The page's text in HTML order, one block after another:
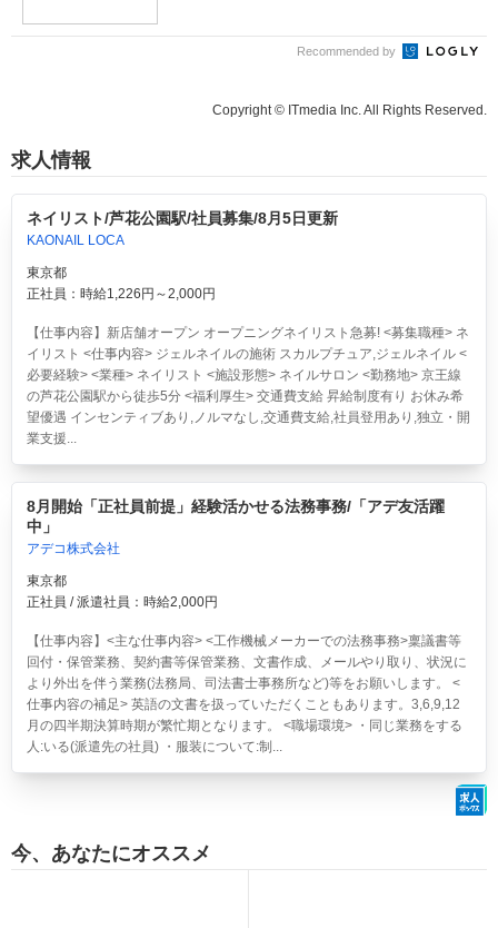
Recommended by
Copyright © ITmedia Inc. All Rights Reserved.
求人情報
ネイリスト/芦花公園駅/社員募集/8月5日更新
KAONAIL LOCA
東京都
正社員：時給1,226円～2,000円
【仕事内容】新店舗オープン オープニングネイリスト急募! <募集職種> ネ
イリスト <仕事内容> ジェルネイルの施術 スカルプチュア,ジェルネイル <
必要経験> <業種> ネイリスト <施設形態> ネイルサロン <勤務地> 京王線
の芦花公園駅から徒歩5分 <福利厚生> 交通費支給 昇給制度有り お休み希
望優遇 インセンティブあり,ノルマなし,交通費支給,社員登用あり,独立・開
業支援...
8月開始「正社員前提」経験活かせる法務事務/「アデ友活躍
中」
アデコ株式会社
東京都
正社員 / 派遣社員：時給2,000円
【仕事内容】<主な仕事内容> <工作機械メーカーでの法務事務>稟議書等
回付・保管業務、契約書等保管業務、文書作成、メールやり取り、状況に
より外出を伴う業務(法務局、司法書士事務所など)等をお願いします。 <
仕事内容の補足> 英語の文書を扱っていただくこともあります。3,6,9,12
月の四半期決算時期が繁忙期となります。 <職場環境> ・同じ業務をする
人:いる(派遣先の社員) ・服装について:制...
今、あなたにオススメ